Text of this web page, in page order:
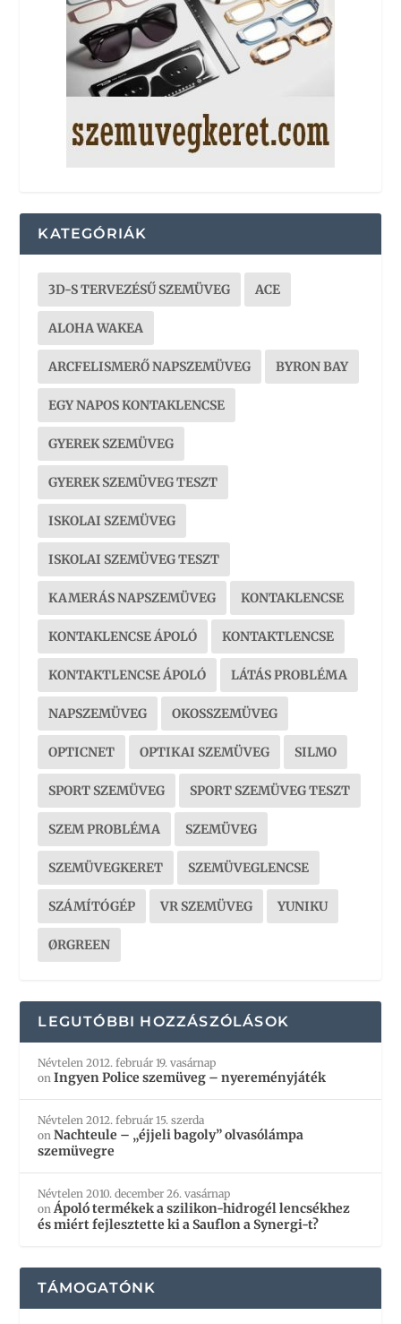
KATEGÓRIÁK
3D-S TERVEZÉSŰ SZEMÜVEG ACE
ALOHA WAKEA
ARCFELISMERŐ NAPSZEMÜVEG BYRON BAY
EGY NAPOS KONTAKLENCSE
GYEREK SZEMÜVEG
GYEREK SZEMÜVEG TESZT
ISKOLAI SZEMÜVEG
ISKOLAI SZEMÜVEG TESZT
KAMERÁS NAPSZEMÜVEG KONTAKLENCSE
KONTAKLENCSE ÁPOLÓ KONTAKTLENCSE
KONTAKTLENCSE ÁPOLÓ LÁTÁS PROBLÉMA
NAPSZEMÜVEG OKOSSZEMÜVEG
OPTICNET OPTIKAI SZEMÜVEG SILMO
SPORT SZEMÜVEG SPORT SZEMÜVEG TESZT
SZEM PROBLÉMA SZEMÜVEG
SZEMÜVEGKERET SZEMÜVEGLENCSE
SZÁMÍTÓGÉP VR SZEMÜVEG YUNIKU
ØRGREEN
LEGUTÓBBI HOZZÁSZÓLÁSOK
Névtelen 2012. február 19. vasárnap
onIngyen Police szemüveg – nyereményjáték
Névtelen 2012. február 15. szerda
onNachteule – „éjjeli bagoly” olvasólámpa
szemüvegre
Névtelen 2010. december 26. vasárnap
onÁpoló termékek a szilikon-hidrogél lencsékhez
és miért fejlesztette ki a Sauflon a Synergi-t?
TÁMOGATÓNK